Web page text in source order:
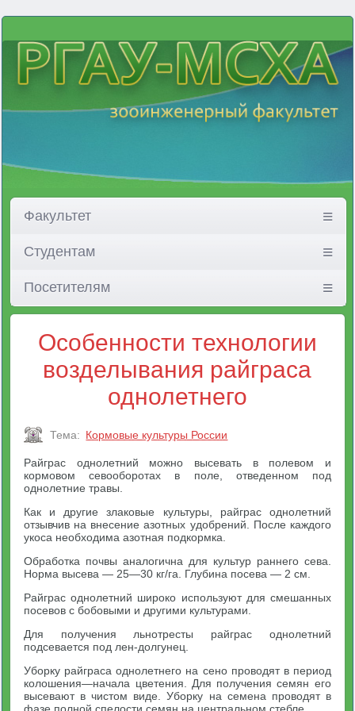
Факультет
Студентам
Посетителям
Особенности технологии
возделывания райграса
однолетнего
Тема: Кормовые культуры России
Райграс однолетний можно высевать в полевом и
кормовом севооборотах в поле, отведенном под
однолетние травы.
Как и другие злаковые культуры, райграс однолетний
отзывчив на внесение азотных удобрений. После каждого
укоса необходима азотная подкормка.
Обработка почвы аналогична для культур раннего сева.
Норма высева — 25—30 кг/га. Глубина посева — 2 см.
Райграс однолетний широко используют для смешанных
посевов с бобовыми и другими культурами.
Для получения льнотресты райграс однолетний
подсевается под лен-долгунец.
Уборку райграса однолетнего на сено проводят в период
колошения—начала цветения. Для получения семян его
высевают в чистом виде. Уборку на семена проводят в